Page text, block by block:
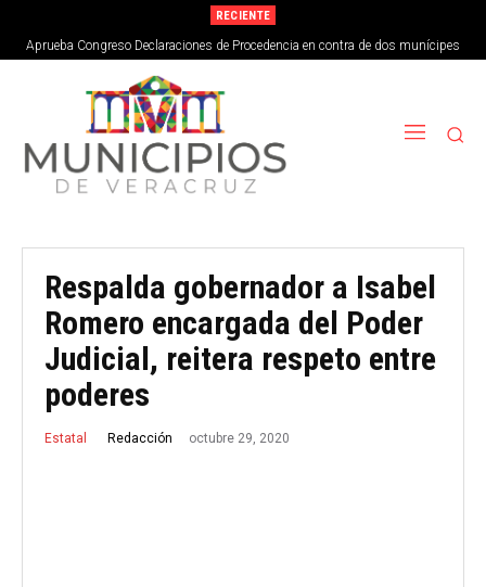
RECIENTE
Aprueba Congreso Declaraciones de Procedencia en contra de dos munícipes
Respalda gobernador a Isabel
Romero encargada del Poder
Judicial, reitera respeto entre
poderes
Estatal Redacción octubre 29, 2020